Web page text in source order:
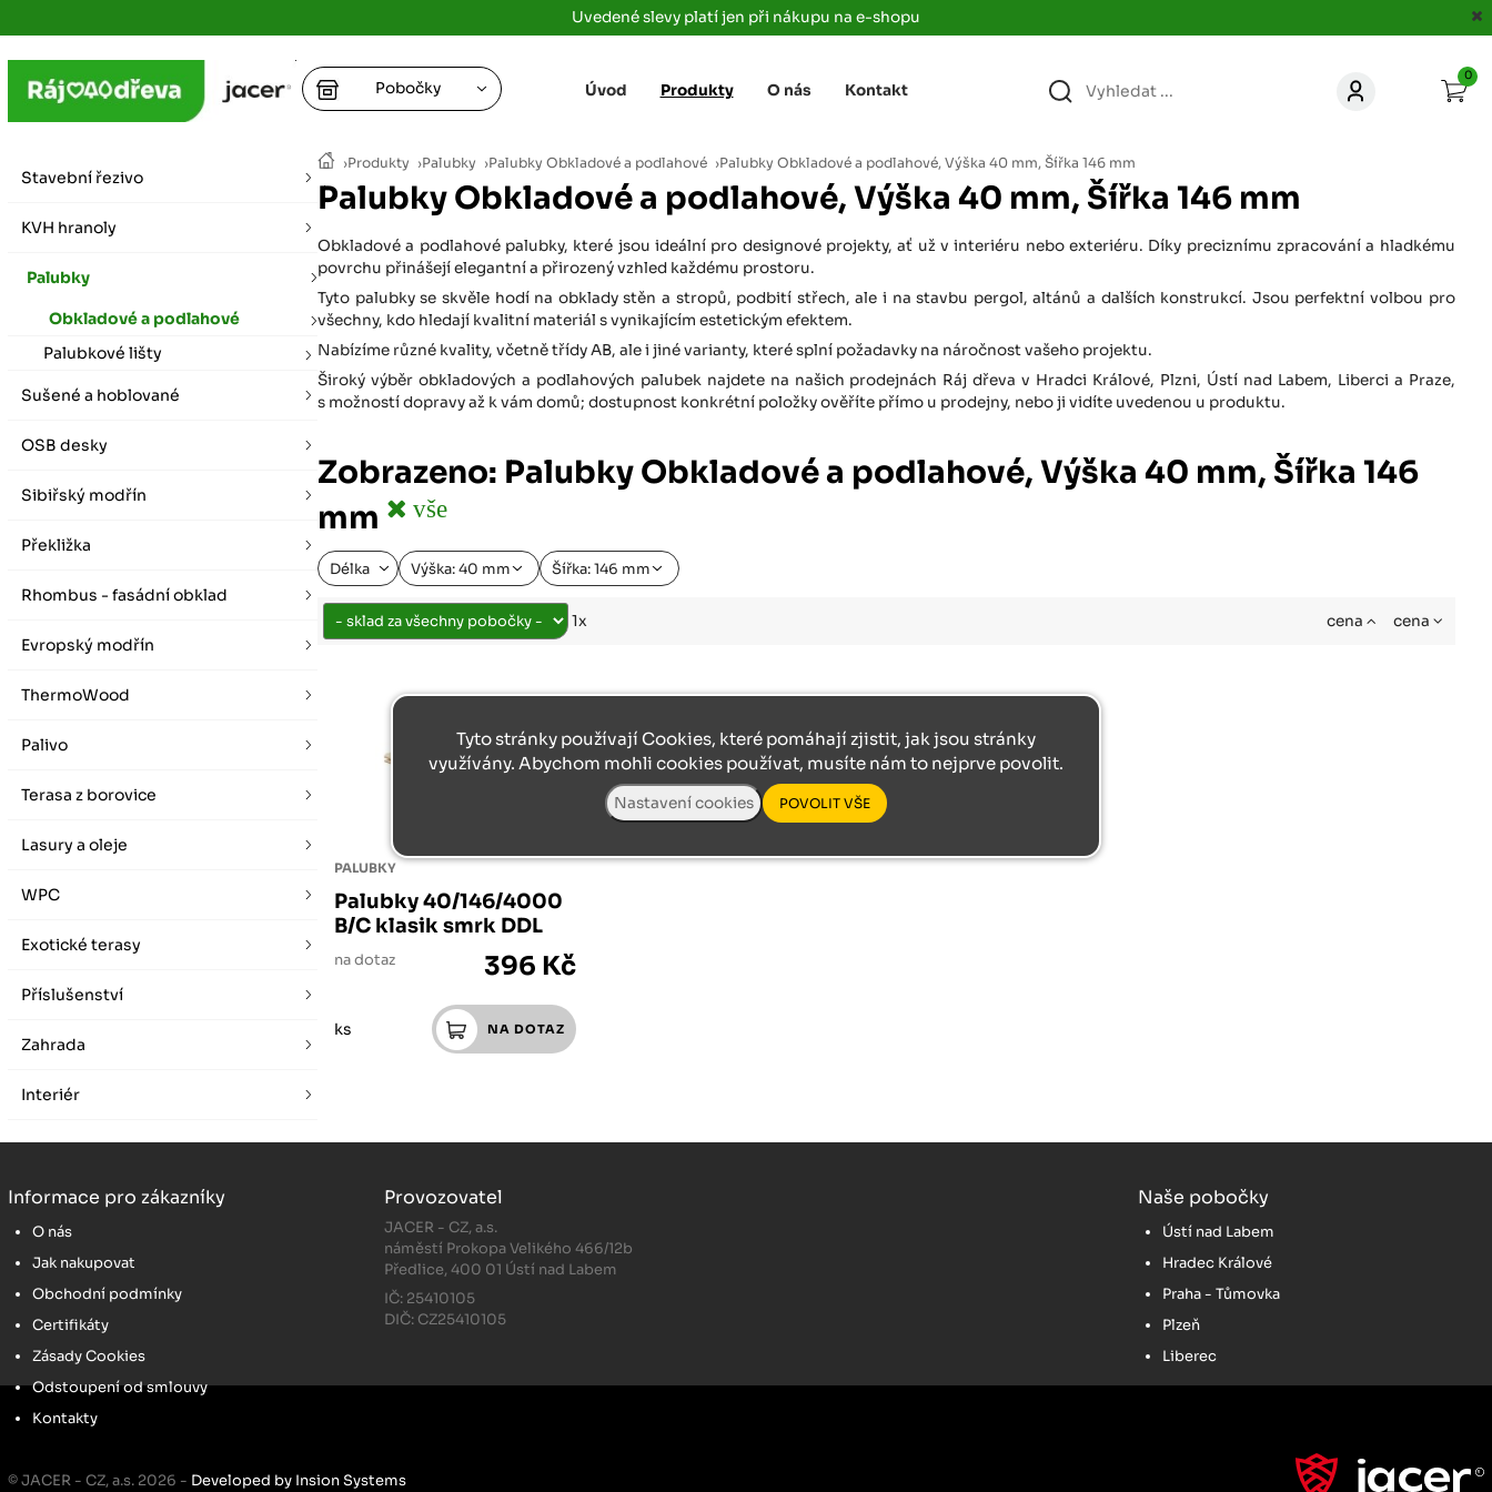
Uvedené slevy platí jen při nákupu na e-shopu
›Produkty ›Palubky ›Palubky Obkladové a podlahové ›Palubky Obkladové a podlahové, Výška 40 mm, Šířka 146 mm
Palubky Obkladové a podlahové, Výška 40 mm, Šířka 146 mm
Obkladové a podlahové palubky, které jsou ideální pro designové projekty, ať už v interiéru nebo exteriéru. Díky preciznímu zpracování a hladkému
povrchu přinášejí elegantní a přirozený vzhled každému prostoru.
Tyto palubky se skvěle hodí na obklady stěn a stropů, podbití střech, ale i na stavbu pergol, altánů a dalších konstrukcí. Jsou perfektní volbou pro
všechny, kdo hledají kvalitní materiál s vynikajícím estetickým efektem.
Nabízíme různé kvality, včetně třídy AB, ale i jiné varianty, které splní požadavky na náročnost vašeho projektu.
Široký výběr obkladových a podlahových palubek najdete na našich prodejnách Ráj dřeva v Hradci Králové, Plzni, Ústí nad Labem, Liberci a Praze,
s možností dopravy až k vám domů; dostupnost konkrétní položky ověříte přímo u prodejny, nebo ji vidíte uvedenou u produktu.
Zobrazeno: Palubky Obkladové a podlahové, Výška 40 mm, Šířka 146
mm
vše
Délka Výška: 40 mm Šířka: 146 mm
1x cena cena
PALUBKY
Palubky 40/146/4000
B/C klasik smrk DDL
na dotaz 396 Kč
ks
Stavební řezivo
KVH hranoly
Palubky
Obkladové a podlahové
Palubkové lišty
Sušené a hoblované
OSB desky
Sibiřský modřín
Překližka
Rhombus - fasádní obklad
Evropský modřín
ThermoWood
Palivo
Terasa z borovice
Lasury a oleje
WPC
Exotické terasy
Příslušenství
Zahrada
Interiér
Úvod Produkty O nás Kontakt
0
Pobočky
+
+
Po-Pá 07:00 - 16:00, So 08:00 - 12:00 (ne Liberec)
Po-Pá 08:00 - 16:00, So 08:00 - 12:00 (ne Liberec)
vybírat zde
Ústí nad Labem, 400 01
rajdrevausti
jacer.cz
vybírat zde
Rovná 181
Březhrad, Hradec Králové, 503 32
+420 731 616 767
rajdrevahradec
jacer.cz
Praha
vybírat zde
Tůmovka 110
(Za čerpací stanicí TANK ONO)
+420 734 850 860
Plzeň
Rokycanská 2656/2,
(parkoviště Albert)
+420 603 162 667
rajdrevaplzen
jacer.cz
KONTAKT
Liberec
vybírat zde
Partyzánská
(na konci ulice u zrcadla)
+420 733 733 060
jacer.cz
KONTAKT
Informace pro zákazníky
O nás
Jak nakupovat
Obchodní podmínky
Certifikáty
Zásady Cookies
Odstoupení od smlouvy
Kontakty
Provozovatel
JACER - CZ, a.s.
náměstí Prokopa Velikého 466/12b
Předlice, 400 01 Ústí nad Labem
IČ: 25410105
DIČ: CZ25410105
Naše pobočky
Ústí nad Labem
Hradec Králové
Praha - Tůmovka
Plzeň
Liberec
© JACER - CZ, a.s. 2026 - Developed by Insion Systems
Tyto stránky používají Cookies, které pomáhají zjistit, jak jsou stránky
využívány. Abychom mohli cookies používat, musíte nám to nejprve povolit.